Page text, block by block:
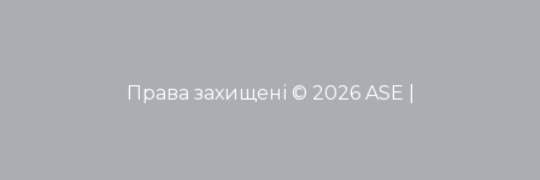
Права захищені © 2026 ASE |